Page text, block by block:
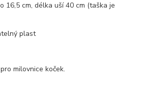
16,5 cm, délka uší 40 cm (taška je
plast
milovnice koček.